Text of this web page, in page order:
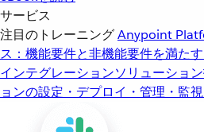
サービス
注目のトレーニングAnypoint
ス：機能要件と非機能要件を満た
インテグレーションソリューション
ョンの設定・デプロイ・管理・監